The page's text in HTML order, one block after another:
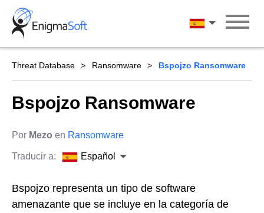
Skip
content
Español
Threat Database Ransomware Bspojzo Ransomware
Bspojzo Ransomware
Por Mezo en Ransomware
Traducir a: Español
Bspojzo representa un tipo de software
amenazante que se incluye en la categoría de